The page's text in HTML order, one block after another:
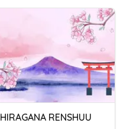
HIRAGANA RENSHUU